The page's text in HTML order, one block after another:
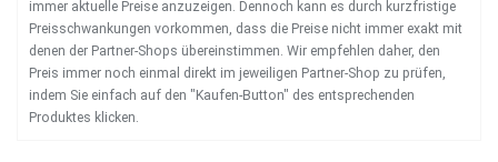
immer aktuelle Preise anzuzeigen. Dennoch kann es durch kurzfristige
Preisschwankungen vorkommen, dass die Preise nicht immer exakt mit
denen der Partner-Shops übereinstimmen. Wir empfehlen daher, den
Preis immer noch einmal direkt im jeweiligen Partner-Shop zu prüfen,
indem Sie einfach auf den "Kaufen-Button" des entsprechenden
Produktes klicken.